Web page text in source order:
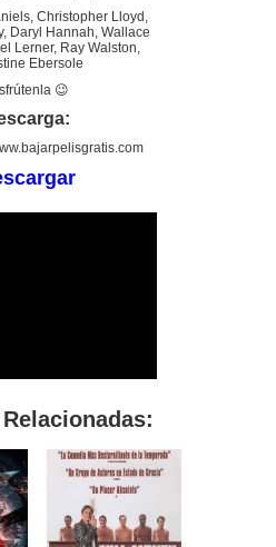
Christopher Lloyd,
Daryl Hannah, Wallace
Lerner, Ray Walston,
Ebersole
😉